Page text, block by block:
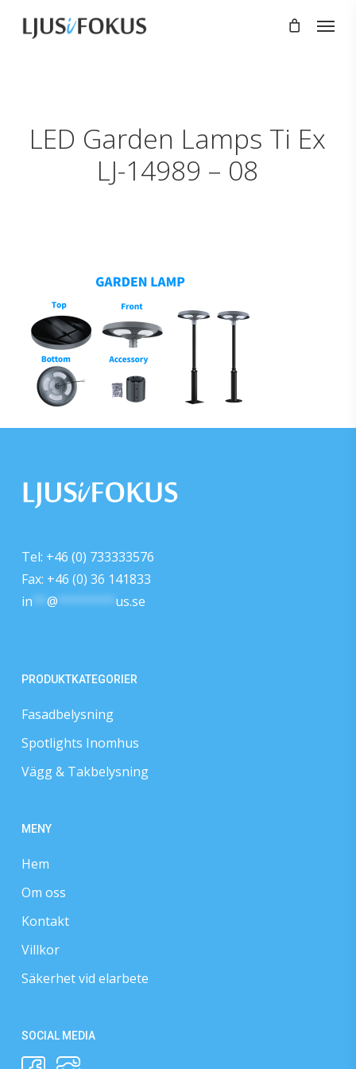
Menu
LED Garden Lamps Ti Ex
LJ-14989 – 08
Tel: +46 (0) 733333576
Fax: +46 (0) 36 141833
in
@ us.se
PRODUKTKATEGORIER
Fasadbelysning
Spotlights Inomhus
Vägg & Takbelysning
MENY
Hem
Om oss
Kontakt
Villkor
Säkerhet vid elarbete
SOCIAL MEDIA